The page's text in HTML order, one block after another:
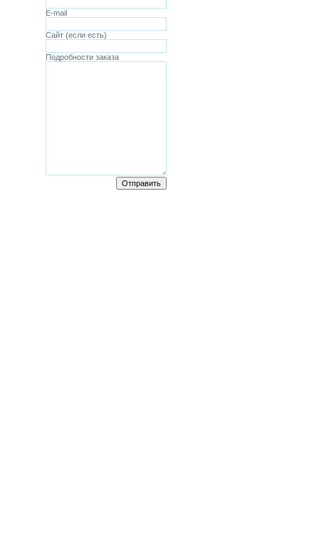
E-mail
Сайт (если есть)
Подробности заказа